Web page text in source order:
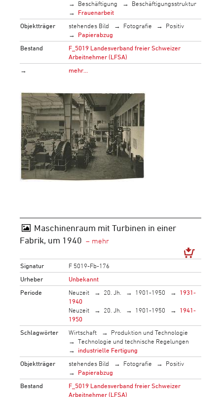
Beschäftigung
Beschäftigungsstruktur
Frauenarbeit
Objektträger
stehendes Bild Fotografie
Positiv
Papierabzug
Bestand
F_5019 Landesverband freier Schweizer
Arbeitnehmer (LFSA)
→
mehr…
Maschinenraum mit Turbinen in einer
Fabrik, um 1940
Signatur
F 5019-Fb-176
Urheber
Unbekannt
Periode
Neuzeit 20. Jh. 1901-1950
1931-
1940
Neuzeit
20. Jh. 1901-1950
1941-
1950
Schlagwörter
Wirtschaft
Produktion und Technologie
Technologie und technische Regelungen
industrielle Fertigung
Objektträger
stehendes Bild Fotografie
Positiv
Papierabzug
Bestand
F_5019 Landesverband freier Schweizer
Arbeitnehmer (LFSA)